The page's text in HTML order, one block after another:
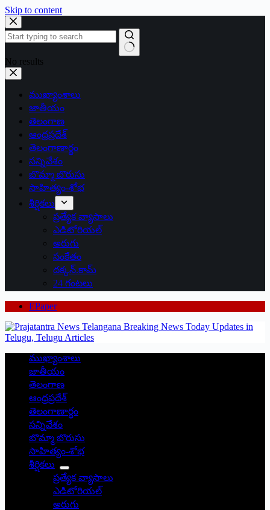
Skip to content
No results
ముఖ్యాంశాలు
జాతీయం
తెలంగాణ
ఆంధ్రప్రదేశ్
తెలంగాణార్థం
సన్నివేశం
బొమ్మా బొరుసు
సాహిత్యం-శోభ
శీర్షికలు
ప్రత్యేక వ్యాసాలు
ఎడిటోరియల్
అరుగు
సంకేతం
దక్కన్.కామ్
24 గంటలు
EPaper
ముఖ్యాంశాలు
జాతీయం
తెలంగాణ
ఆంధ్రప్రదేశ్
తెలంగాణార్థం
సన్నివేశం
బొమ్మా బొరుసు
సాహిత్యం-శోభ
శీర్షికలు
ప్రత్యేక వ్యాసాలు
ఎడిటోరియల్
అరుగు